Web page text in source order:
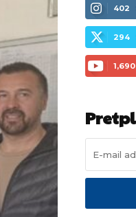
402
294
1,690